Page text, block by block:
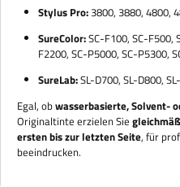
Stylus Pro:3800, 3880, 4800,
SureColor:SC-F100, SC-F500,
F2200, SC-P5000, SC-P5300,
SureLab:SL-D700, SL-D800, SL-
Egal, obwasserbasierte,Solvent-
Originaltinte erzielenSie
erstenbiszurletztenSeite, für
beeindrucken.